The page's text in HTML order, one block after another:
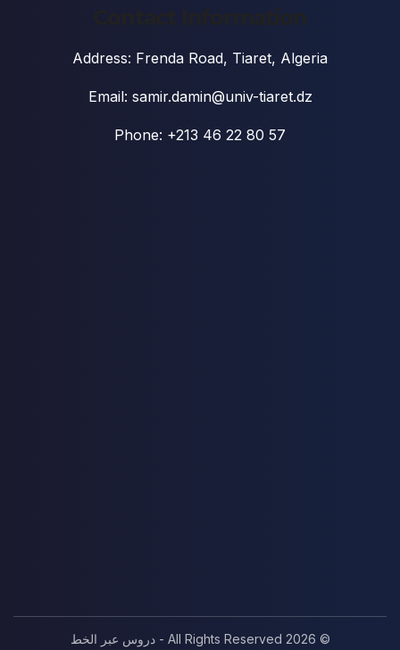
Contact Information
Address: Frenda Road, Tiaret, Algeria
Email: samir.damin@univ-tiaret.dz
Phone: +213 46 22 80 57
© 2026 All Rights Reserved - دروس عبر الخط